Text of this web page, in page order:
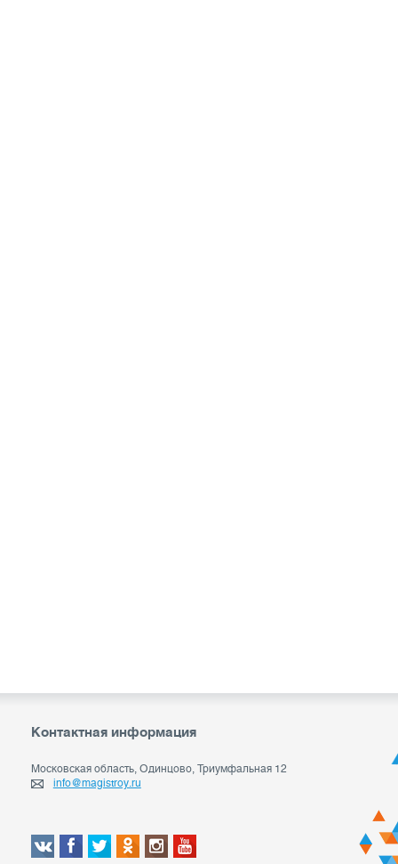
Контактная информация
Московская область, Одинцово, Триумфальная 12
info@magistroy.ru